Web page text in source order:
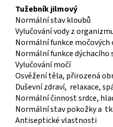
Tužebník jilmový
Normální stav kloubů
Vylučování vody z
Normální funkce močových
Normální funkce dýchacího
Vylučování močí
Osvěžení těla, přirozená
Duševní zdraví, relaxace,
Normální činnost srdce,
Normální stav pokožky a
Antiseptické vlastnosti